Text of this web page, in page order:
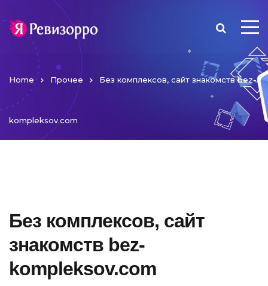
Home Прочее Без комплексов, сайт знакомств bez-
kompleksov.com
Без комплексов, сайт
знакомств bez-
kompleksov.com